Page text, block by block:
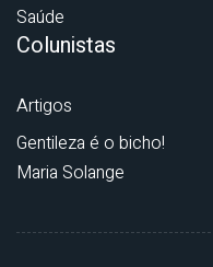
Saúde
Colunistas
Artigos
Gentileza é o bicho!
Maria Solange